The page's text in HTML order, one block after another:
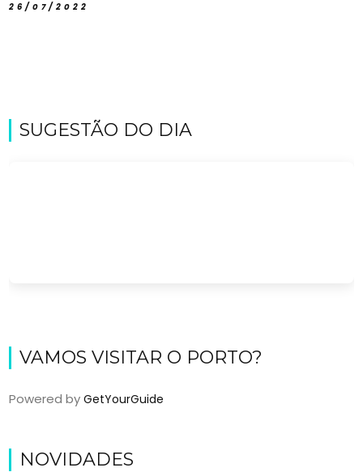
26/07/2022
SUGESTÃO DO DIA
VAMOS VISITAR O PORTO?
Powered byGetYourGuide
NOVIDADES